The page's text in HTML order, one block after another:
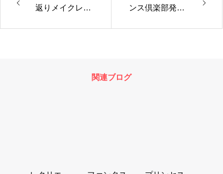
返りメイクレッ
ンス倶楽部発表
関連ブログ